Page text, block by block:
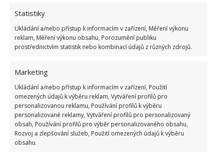
Statistiky
Ukládání a/nebo přístup k informacím v zařízení, Měření výkonu
reklam, Měření výkonu obsahu, Porozumění publiku
prostřednictvím statistik nebo kombinací údajů z různých zdrojů.
Marketing
Ukládání a/nebo přístup k informacím v zařízení, Použití
omezených údajů k výběru reklam, Vytváření profilů pro
personalizovanou reklamu, Používání profilů k výběru
personalizované reklamy, Vytváření profilů pro personalizovaný
obsah, Používání profilů pro výběr personalizovaného obsahu,
Rozvoj a zlepšování služeb, Použití omezených údajů k výběru
obsahu.